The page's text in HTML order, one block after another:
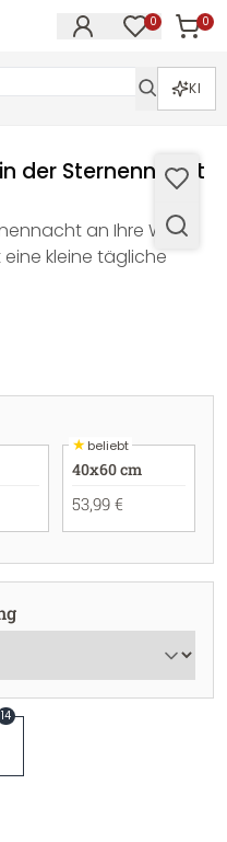
0 0
KI
der Sternennacht
an Ihre Wand
kleine tägliche
★beliebt
40x60 cm
53,99 €
14